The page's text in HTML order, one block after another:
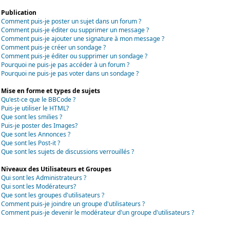
Publication
Comment puis-je poster un sujet dans un forum ?
Comment puis-je éditer ou supprimer un message ?
Comment puis-je ajouter une signature à mon message ?
Comment puis-je créer un sondage ?
Comment puis-je éditer ou supprimer un sondage ?
Pourquoi ne puis-je pas accéder à un forum ?
Pourquoi ne puis-je pas voter dans un sondage ?
Mise en forme et types de sujets
Qu'est-ce que le BBCode ?
Puis-je utiliser le HTML?
Que sont les smilies ?
Puis-je poster des Images?
Que sont les Annonces ?
Que sont les Post-it ?
Que sont les sujets de discussions verrouillés ?
Niveaux des Utilisateurs et Groupes
Qui sont les Administrateurs ?
Qui sont les Modérateurs?
Que sont les groupes d'utilisateurs ?
Comment puis-je joindre un groupe d'utilisateurs ?
Comment puis-je devenir le modérateur d'un groupe d'utilisateurs ?